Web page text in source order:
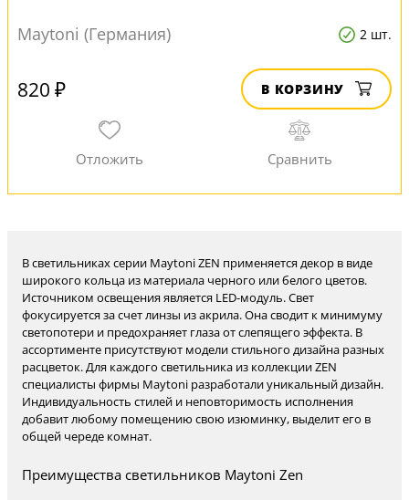
Maytoni (Германия) 2 шт.
820 ₽ В КОРЗИНУ
В светильниках серии Maytoni ZEN применяется декор в виде
широкого кольца из материала черного или белого цветов.
Источником освещения является LED-модуль. Свет
фокусируется за счет линзы из акрила. Она сводит к минимуму
светопотери и предохраняет глаза от слепящего эффекта. В
ассортименте присутствуют модели стильного дизайна разных
расцветок. Для каждого светильника из коллекции ZEN
специалисты фирмы Maytoni разработали уникальный дизайн.
Индивидуальность стилей и неповторимость исполнения
добавит любому помещению свою изюминку, выделит его в
общей череде комнат.
Преимущества светильников Maytoni Zen